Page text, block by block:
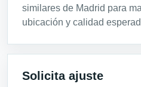
similares de Madrid para
ubicación y calidad
Solicita ajuste